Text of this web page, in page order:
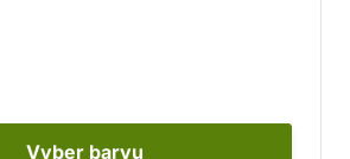
Vyber barvu